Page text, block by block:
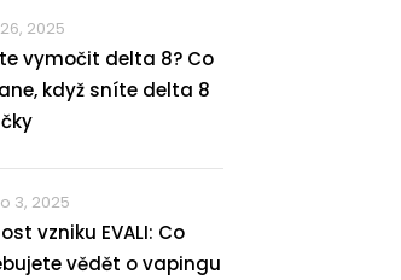
2025
vymočit delta 8? Co
když sníte delta 8
3, 2025
vzniku EVALI: Co
vědět o vapingu